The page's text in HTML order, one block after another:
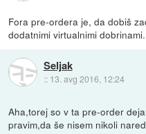
Fora pre-ordera je, da dobiš
dodatnimi virtualnimi dobrinami.
Seljak
:: 13. avg 2016, 12:24
Aha,torej so v ta pre-order
pravim,da še nisem nikoli